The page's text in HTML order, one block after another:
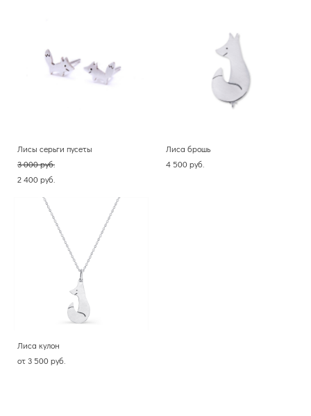
Лисы серьги пусеты
3 000 pуб.
2 400 pуб.
Лиса брошь
4 500 pуб.
Лиса кулон
от 3 500 pуб.